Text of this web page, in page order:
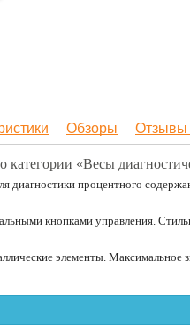
Обзоры Отзывы
«Весы
процентного
кнопками управления.
элементы. Максимальное